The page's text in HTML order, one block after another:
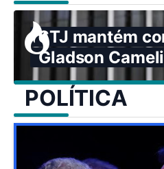
STJ mantém
Gladson Cameli
POLÍTICA